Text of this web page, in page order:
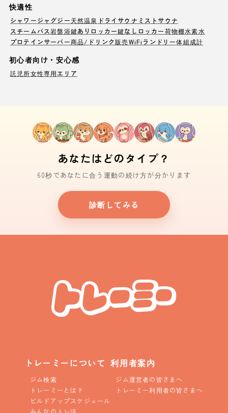
快適性
シャワージャグジー天然温泉 ドライサウナ ミストサウナ
スチームバス岩盤浴鍵ありロッカー鍵なしロッカー荷物棚水素水
プロテインサーバー商品/ドリンク販売WiFi ランドリー体組成計
初心者向け・安心感
託児所女性専用エリア
あなたはどのタイプ？
60秒であなたに合う運動の続け方が分かります
診断してみる
トレーミーについて
ジム検索
トレーミーとは？
ビルドアップスケジュール
利用者案内
ジム運営者の皆さまへ
トレーミー利用者の皆さまへ